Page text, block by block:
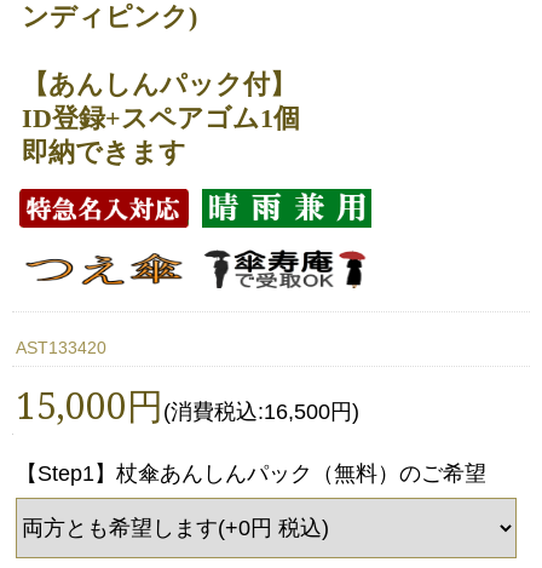
ンディピンク)
【あんしんパック付】
ID登録+スペアゴム1個
即納できます
AST133420
15,000円 (消費税込:16,500円)
【Step1】杖傘あんしんパック（無料）のご希望